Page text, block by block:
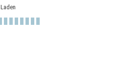
Laden